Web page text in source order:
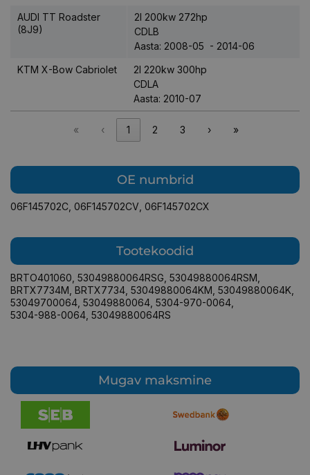
AUDI TT Roadster
(8J9)
2l 200kw 272hp
CDLB
Aasta: 2008-05 - 2014-06
KTM X-Bow Cabriolet
2l 220kw 300hp
CDLA
Aasta: 2010-07
« ‹ 1 2 3 › »
OE numbrid
06F145702C 06F145702CV 06F145702CX
Tootekoodid
BRTO401060 53049880064RSG 53049880064RSM
BRTX7734M BRTX7734 53049880064KM 53049880064K
53049700064 53049880064 5304-970-0064
5304-988-0064 53049880064RS
Mugav maksmine